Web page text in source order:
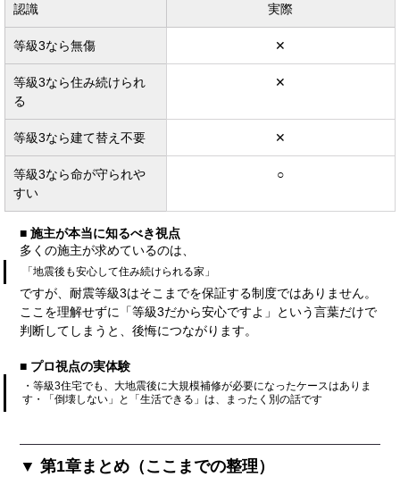
認識 実際
等級3なら無傷 ✕
等級3なら住み続けられ
る
✕
等級3なら建て替え不要 ✕
等級3なら命が守られや
すい
○
■ 施主が本当に知るべき視点
多くの施主が求めているのは、
「地震後も安心して住み続けられる家」
ですが、耐震等級3はそこまでを保証する制度ではありません。
ここを理解せずに「等級3だから安心ですよ」という言葉だけで
判断してしまうと、後悔につながります。
■ プロ視点の実体験
・等級3住宅でも、大地震後に大規模補修が必要になったケースはありま
す・「倒壊しない」と「生活できる」は、まったく別の話です
▼ 第1章まとめ（ここまでの整理）